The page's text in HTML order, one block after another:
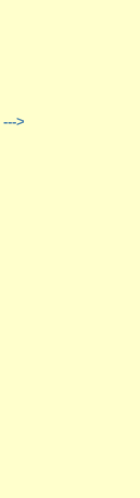
--->